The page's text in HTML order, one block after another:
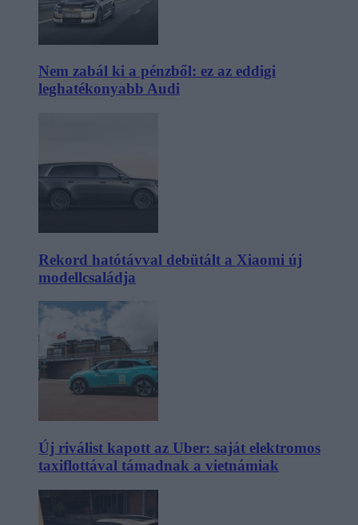
Nem zabál ki a pénzből: ez az eddigi
leghatékonyabb Audi
Rekord hatótávval debütált a Xiaomi új
modellcsaládja
Új riválist kapott az Uber: saját elektromos
taxiflottával támadnak a vietnámiak